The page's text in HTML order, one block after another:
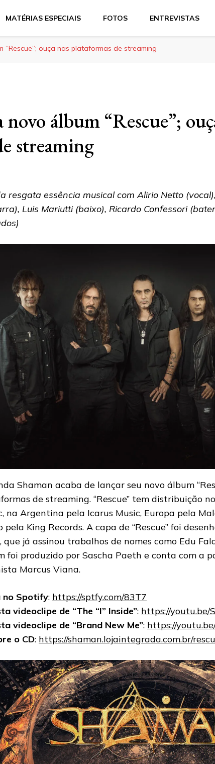
MATÉRIAS ESPECIAIS FOTOS ENTREVISTAS
“Rescue”; ouça nas plataformas de streaming
novo álbum “Rescue”;
streaming
resgata essência musical com Alirio Netto
Luis Mariutti (baixo), Ricardo Confessori
Shaman acaba de lançar seu novo álbum
de streaming. “Rescue” tem distribuição
na Argentina pela Icarus Music, Europa pela
pela King Records. A capa de “Rescue” foi
que já assinou trabalhos de nomes como Edu
foi produzido por Sascha Paeth e conta com a
Marcus Viana.
no Spotify: https://sptfy.com/83T7
videoclipe de “The “I” Inside”: https://youtu.be/
videoclipe de “Brand New Me”: https://
o CD: https://shaman.lojaintegrada.com.br/